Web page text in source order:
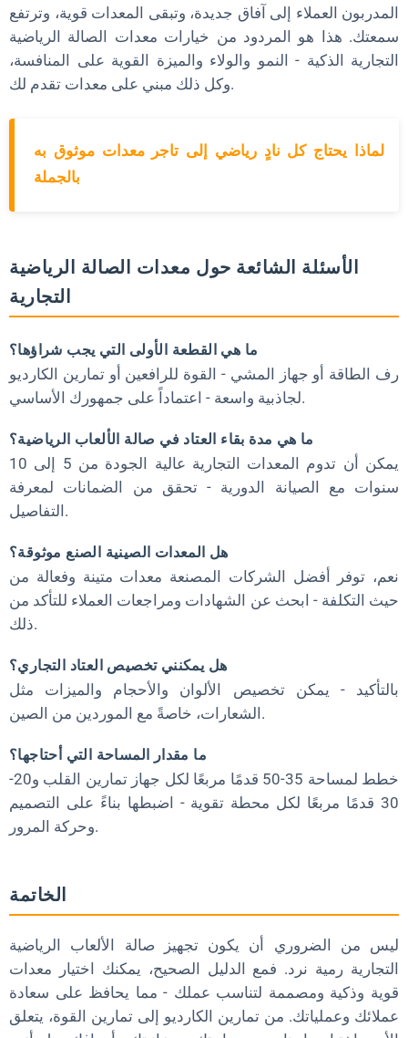
المدربون العملاء إلى آفاق جديدة، وتبقى المعدات قوية، وترتفع
سمعتك. هذا هو المردود من خيارات معدات الصالة الرياضية
التجارية الذكية - النمو والولاء والميزة القوية على المنافسة،
وكل ذلك مبني على معدات تقدم لك.
لماذا يحتاج كل نادٍ رياضي إلى تاجر معدات موثوق به
بالجملة
الأسئلة الشائعة حول معدات الصالة الرياضية
التجارية
ما هي القطعة الأولى التي يجب شراؤها؟
رف الطاقة أو جهاز المشي - القوة للرافعين أو تمارين الكارديو
لجاذبية واسعة - اعتماداً على جمهورك الأساسي.
ما هي مدة بقاء العتاد في صالة الألعاب الرياضية؟
يمكن أن تدوم المعدات التجارية عالية الجودة من 5 إلى 10
سنوات مع الصيانة الدورية - تحقق من الضمانات لمعرفة
التفاصيل.
هل المعدات الصينية الصنع موثوقة؟
نعم، توفر أفضل الشركات المصنعة معدات متينة وفعالة من
حيث التكلفة - ابحث عن الشهادات ومراجعات العملاء للتأكد من
ذلك.
هل يمكنني تخصيص العتاد التجاري؟
بالتأكيد - يمكن تخصيص الألوان والأحجام والميزات مثل
الشعارات، خاصةً مع الموردين من الصين.
ما مقدار المساحة التي أحتاجها؟
خطط لمساحة 35-50 قدمًا مربعًا لكل جهاز تمارين القلب و20-
30 قدمًا مربعًا لكل محطة تقوية - اضبطها بناءً على التصميم
وحركة المرور.
الخاتمة
ليس من الضروري أن يكون تجهيز صالة الألعاب الرياضية
التجارية رمية نرد. فمع الدليل الصحيح، يمكنك اختيار معدات
قوية وذكية ومصممة لتناسب عملك - مما يحافظ على سعادة
عملائك وعملياتك. من تمارين الكارديو إلى تمارين القوة، يتعلق